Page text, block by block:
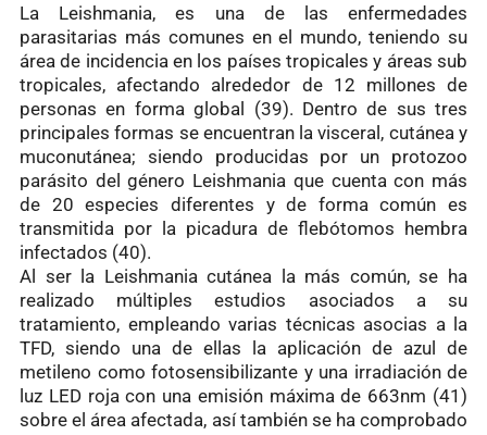
La Leishmania, es una de las enfermedades
parasitarias más comunes en el mundo, teniendo su
área de incidencia en los países tropicales y áreas sub
tropicales, afectando alrededor de 12 millones de
personas en forma global (39). Dentro de sus tres
principales formas se encuentran la visceral, cutánea y
muconutánea; siendo producidas por un protozoo
parásito del género Leishmania que cuenta con más
de 20 especies diferentes y de forma común es
transmitida por la picadura de flebótomos hembra
infectados (40).
Al ser la Leishmania cutánea la más común, se ha
realizado múltiples estudios asociados a su
tratamiento, empleando varias técnicas asocias a la
TFD, siendo una de ellas la aplicación de azul de
metileno como fotosensibilizante y una irradiación de
luz LED roja con una emisión máxima de 663nm (41)
sobre el área afectada, así también se ha comprobado